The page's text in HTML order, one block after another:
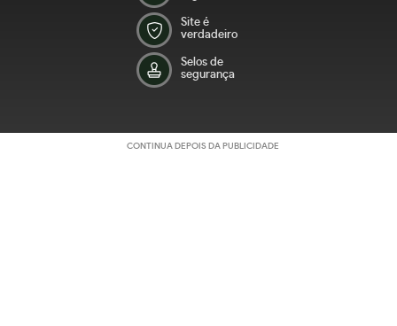
Site é
verdadeiro
Selos de
segurança
CONTINUA DEPOIS DA PUBLICIDADE